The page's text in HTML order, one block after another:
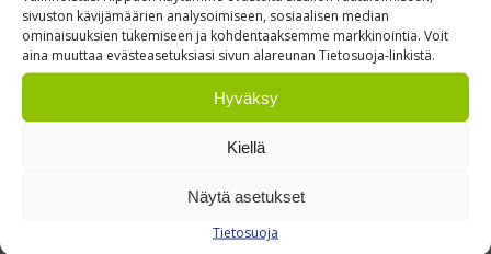
sivuston kävijämäärien analysoimiseen, sosiaalisen median
ominaisuuksien tukemiseen ja kohdentaaksemme markkinointia. Voit
aina muuttaa evästeasetuksiasi sivun alareunan Tietosuoja-linkistä.
Hyväksy
Kiellä
Näytä asetukset
Tietosuoja
Lisätietoja tarjouspyyntöön (tuotteen mittatiedot)